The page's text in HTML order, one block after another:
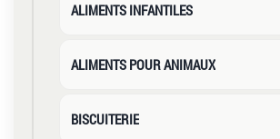
ALIMENTS INFANTILES
ALIMENTS POUR ANIMAUX
BISCUITERIE